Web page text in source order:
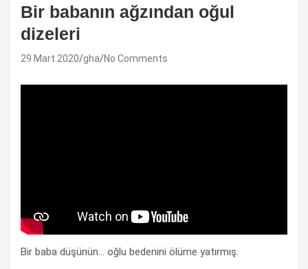
Bir babanın ağzından oğul
dizeleri
29 Mart 2020 gha No Comments
Bir baba düşünün… oğlu bedenini ölüme yatırmış.